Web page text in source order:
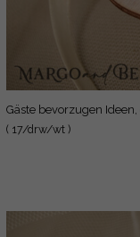
Gäste bevorzugen
( 17/drw/wt )